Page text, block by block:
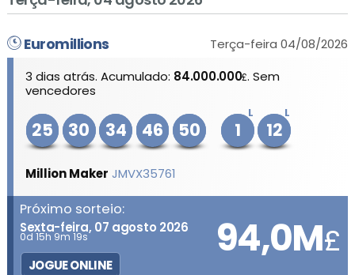
Euromillions
Terça-feira 04/08/2026
3 dias atrás. Acumulado: 84.000.000£. Sem
vencedores
25 30 34 46 50
L
1
L
12
Million Maker JMVX35761
Próximo sorteio:
Sexta-feira, 07 agosto 2026
0d 15h 9m 19s
JOGUE ONLINE
94,0M£